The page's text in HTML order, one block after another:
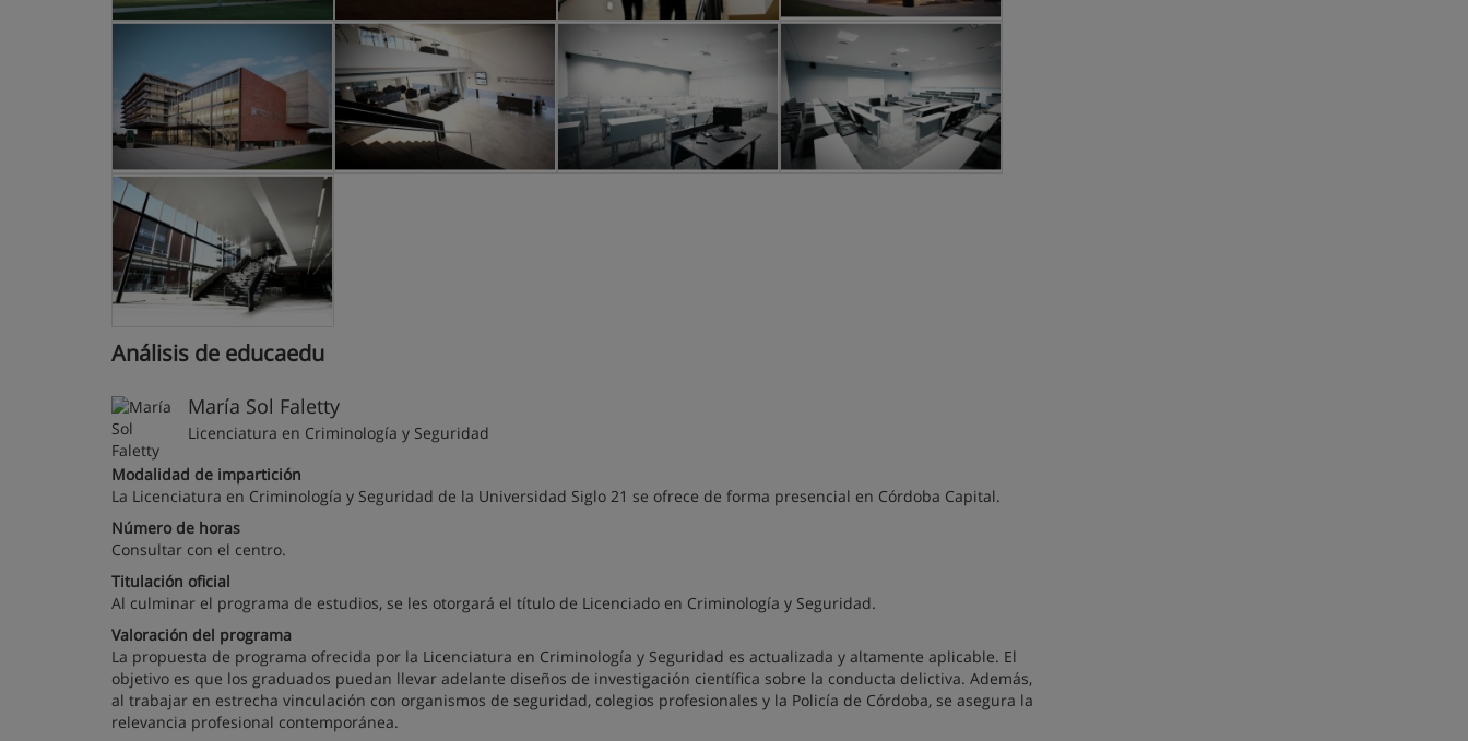
Análisis de educaedu
María Sol Faletty
Licenciatura en Criminología y Seguridad
Modalidad de impartición
La Licenciatura en Criminología y Seguridad de la Universidad Siglo 21 se ofrece de forma presencial en Córdoba Capital.
Número de horas
Consultar con el centro.
Titulación oficial
Al culminar el programa de estudios, se les otorgará el título de Licenciado en Criminología y Seguridad.
Valoración del programa
La propuesta de programa ofrecida por la Licenciatura en Criminología y Seguridad es actualizada y altamente aplicable. El
objetivo es que los graduados puedan llevar adelante diseños de investigación científica sobre la conducta delictiva. Además,
al trabajar en estrecha vinculación con organismos de seguridad, colegios profesionales y la Policía de Córdoba, se asegura la
relevancia profesional contemporánea.